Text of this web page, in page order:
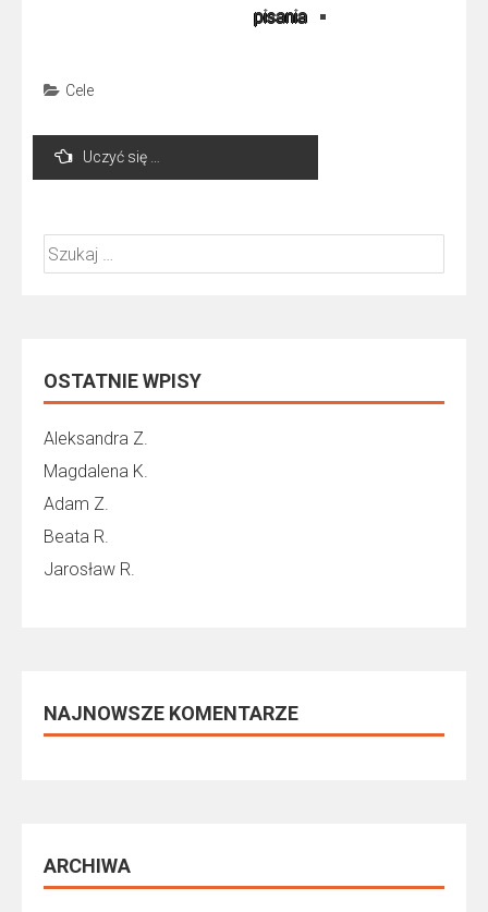
pisania
Cele
Nawigacja
wpisu
Uczyć się …
Szukaj:
OSTATNIE WPISY
Aleksandra Z.
Magdalena K.
Adam Z.
Beata R.
Jarosław R.
NAJNOWSZE KOMENTARZE
ARCHIWA